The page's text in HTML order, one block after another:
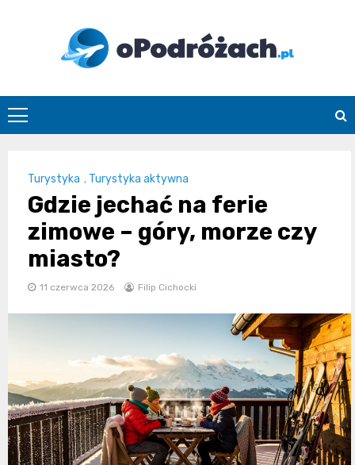
O
Podróżach
Turystyka , Turystyka aktywna
Gdzie jechać na ferie
zimowe – góry, morze czy
miasto?
11 czerwca 2026 Filip Cichocki